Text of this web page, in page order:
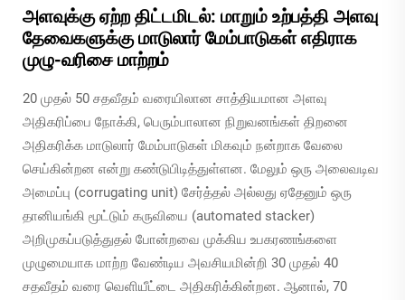
அளவுக்கு ஏற்ற திட்டமிடல்: மாறும் உற்பத்தி அளவு
தேவைகளுக்கு மாடுலார் மேம்பாடுகள் எதிராக
முழு-வரிசை மாற்றம்
20 முதல் 50 சதவீதம் வரையிலான சாத்தியமான அளவு
அதிகரிப்பை நோக்கி, பெரும்பாலான நிறுவனங்கள் திறனை
அதிகரிக்க மாடுலார் மேம்பாடுகள் மிகவும் நன்றாக வேலை
செய்கின்றன என்று கண்டுபிடித்துள்ளன. மேலும் ஒரு அலைவடிவ
அமைப்பு (corrugating unit) சேர்த்தல் அல்லது ஏதேனும் ஒரு
தானியங்கி மூட்டும் கருவியை (automated stacker)
அறிமுகப்படுத்துதல் போன்றவை முக்கிய உபகரணங்களை
முழுமையாக மாற்ற வேண்டிய அவசியமின்றி 30 முதல் 40
சதவீதம் வரை வெளியீட்டை அதிகரிக்கின்றன. ஆனால், 70